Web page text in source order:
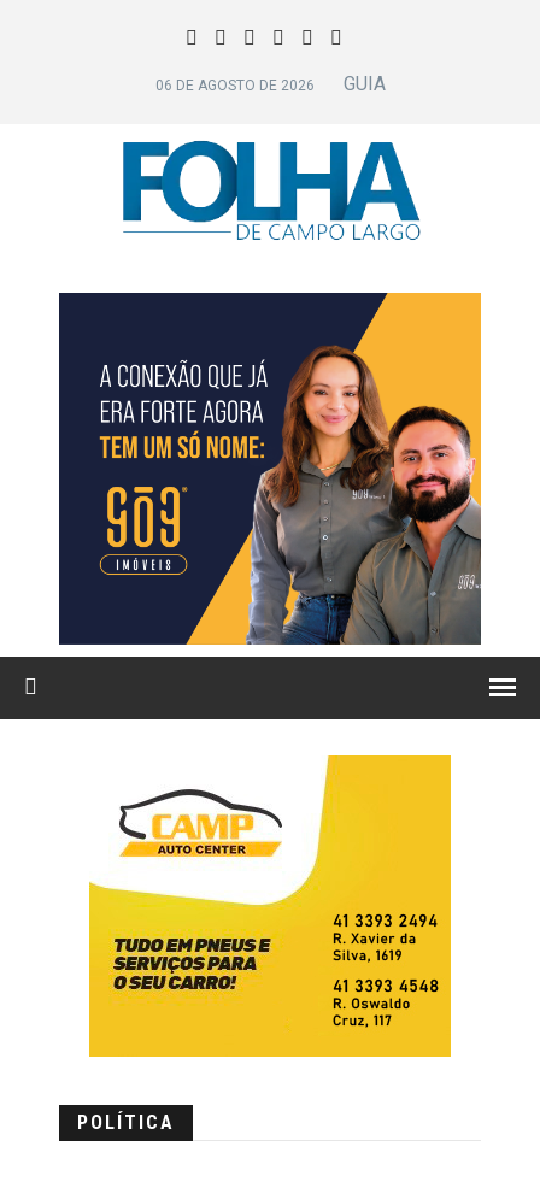
06 DE AGOSTO DE 2026 GUIA
POLÍTICA